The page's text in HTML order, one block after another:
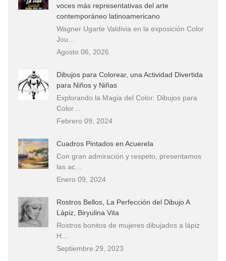
voces más representativas del arte
contemporáneo latinoamericano
Wagner Ugarte Valdivia en la exposición Color
Jou…
Agosto 06, 2026
Dibujos para Colorear, una Actividad Divertida
para Niños y Niñas
Explorando la Magia del Color: Dibujos para
Color…
Febrero 09, 2024
Cuadros Pintados en Acuerela
Con gran admiración y respeto, presentamos
las ac…
Enero 09, 2024
Rostros Bellos, La Perfección del Dibujo A
Lápiz, Biryulina Vita
Rostros bonitos de mujeres dibujados a lápiz
H…
Septiembre 29, 2023